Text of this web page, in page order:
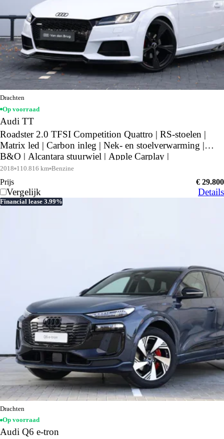
Drachten
Op voorraad
Audi TT
Roadster 2.0 TFSI Competition Quattro | RS-stoelen |
Matrix led | Carbon inleg | Nek- en stoelverwarming |
B&O | Alcantara stuurwiel | Apple Carplay |
Achteruitrijcamera |
2018 110.816 km Benzine
Prijs € 29.800
Vergelijk Details
Financial lease 3.99%
Drachten
Op voorraad
Audi Q6 e-tron